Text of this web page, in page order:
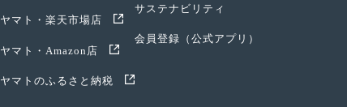
ヤマト・楽天市場店
ヤマト・Amazon店
ヤマトのふるさと納税
サステナビリティ
会員登録（公式アプリ）